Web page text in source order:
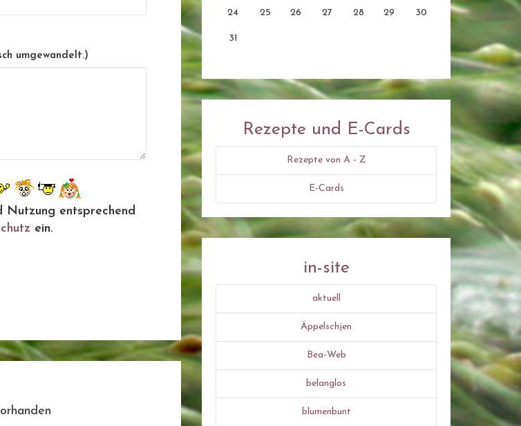
umgewandelt.)
Nutzung entsprechend
ein.
24 25 26 27 28 29 30
31
Rezepte und E-Cards
Rezepte von A - Z
E-Cards
in-site
aktuell
Äppelschjen
Bea-Web
belanglos
blumenbunt